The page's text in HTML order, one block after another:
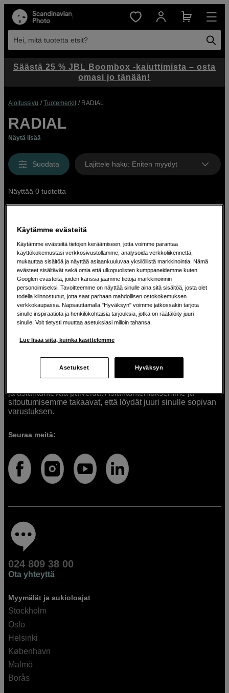
Hei, mitä tuotetta etsit?
Aloitussivu Tuotemerkit RADIAL
RADIAL
Näytä lisää
Suodata Lajittele haku: Eniten myydyt
Näyttää 0 tuotetta
Ratkaisuja luoville ihmisille jo vuodesta
1982
Olemme Scandinavian Photolla jo yli 40 vuoden ajan
auttaneet luovia ihmisiä toteuttamaan visioitaan.
Tarjoamme inspiraatiota, asiantuntemusta ja tuotteita
muun muassa valokuvauksen, äänen, videokuvauksen ja
musiikin ja taiteen harrastajia. Oikeilla työkaluilla ideat
muuttuvat todellisuudeksi. Autamme sinua valitsemaan
ja asiantuntevaa palvelua. Asiantuntemuksemme ja
sitoutumisemme takaavat, että löydät juuri sinulle sopivan
varustuksen.
Seuraa meitä:
024 809 38 00
Ota yhteyttä
Myymälät ja aukioloajat
Stockholm
Oslo
Helsinki
København
Malmö
Borås
Säästä 25 % JBL Boombox -kaiuttimista – osta
omasi jo tänään!
Käytämme evästeitä
Käytämme evästeitä tietojen keräämiseen, jotta voimme parantaa
käyttökokemustasi verkkosivustollamme, analysoida verkkoliikennettä,
mukauttaa sisältöä ja näyttää asiaankuuluvaa yksilöllistä markkinointia. Nämä
evästeet sisältävät sekä omia että ulkopuolisten kumppaneidemme kuten
Googlen evästeitä, joiden kanssa jaamme tietoja markkinoinnin
personoimiseksi. Tavoitteemme on näyttää sinulle aina sitä sisältöä, josta olet
todella kiinnostunut, jotta saat parhaan mahdollisen ostokokemuksen
verkkokaupassa. Napsauttamalla "Hyväksyn" voimme jatkossakin tarjota
sinulle inspiraatiota ja henkilökohtaisia tarjouksia, jotka on räätälöity juuri
sinulle. Voit tietysti muuttaa asetuksiasi milloin tahansa.
Lue lisää siitä, kuinka käsittelemme
Asetukset Hyväksyn